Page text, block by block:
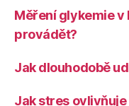
Měření glykemie v
provádět?
Jak dlouhodobě
Jak stres